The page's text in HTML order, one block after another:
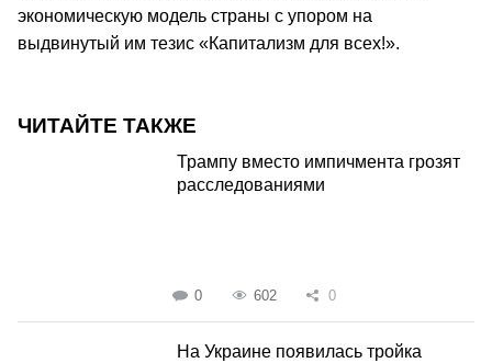
экономическую модель страны с упором на
выдвинутый им тезис «Капитализм для всех!».
ЧИТАЙТЕ ТАКЖЕ
Трампу вместо импичмента грозят
расследованиями
0 602 0
На Украине появилась тройка